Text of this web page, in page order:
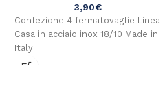
3,90€
Confezione 4 fermatovaglie Linea
Casa in acciaio inox 18/10 Made in
Italy